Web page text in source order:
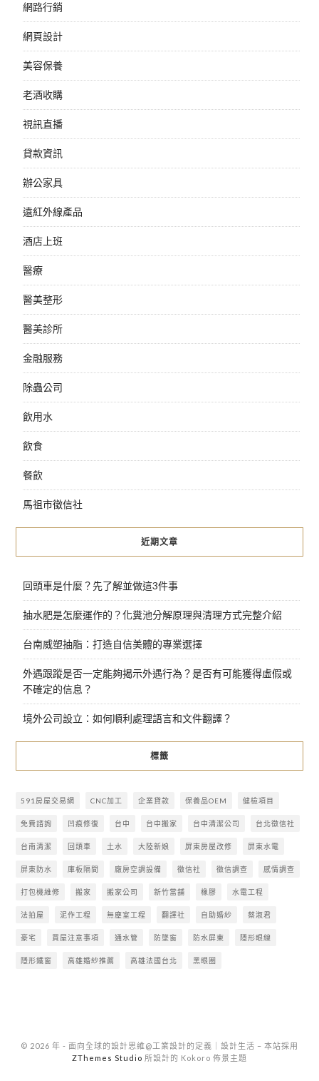
網路行銷
網頁設計
美容保養
老酒收購
視訊直播
貸款資訊
辦公家具
遠紅外線產品
酒店上班
醫療
醫美整形
醫美診所
金融服務
除蟲公司
飲用水
飲食
餐飲
馬祖市徵信社
近期文章
回頭車是什麼？先了解並做這3件事
抽水肥是怎麼運作的？化糞池分解原理與清理方式完整介紹
台南威塑抽脂：打造自信美體的專業選擇
外遇跟蹤是否一定能夠揭示外遇行為？是否有可能獲得虛假或
不確定的信息？
境外公司設立：如何順利處理語言和文件翻譯？
標籤
591房屋交易網 CNC加工 企業貸款 保養品OEM 健檢項目
免費諮詢 凹痕修復 台中 台中搬家 台中清潔公司 台北徵信社
台南清潔 回頭車 土水 大陸新娘 屏東房屋改修 屏東水電
屏東防水 庫板隔間 廠房空調設備 徵信社 徵信調查 感情調查
打包機維修 搬家 搬家公司 新竹當舖 橡膠 水電工程
法拍屋 泥作工程 無塵室工程 翻譯社 自助婚紗 蔡淑君
豪宅 買屋注意事項 通水管 防墜窗 防水屏東 隱形眼線
隱形鐵窗 高雄婚紗推薦 高雄法國台北 黑眼圈
© 2026 年 - 面向全球的設計思維@工業設計的定義｜設計生活 – 本站採用
ZThemes Studio 所設計的 Kokoro 佈景主題